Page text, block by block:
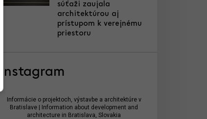
súťaži zaujala
architektúrou aj
prístupom k verejnému
priestoru
Instagram
Informácie o projektoch, výstavbe a architektúre v
Bratislave | Information about development and
architecture in Bratislava, Slovakia